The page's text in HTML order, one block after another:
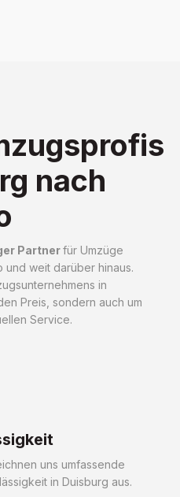
nach
Partnerfür Umzüge
und weit darüber hinaus.
in
Preis, sondern auch um
Service.
uns umfassende
in Duisburg aus.